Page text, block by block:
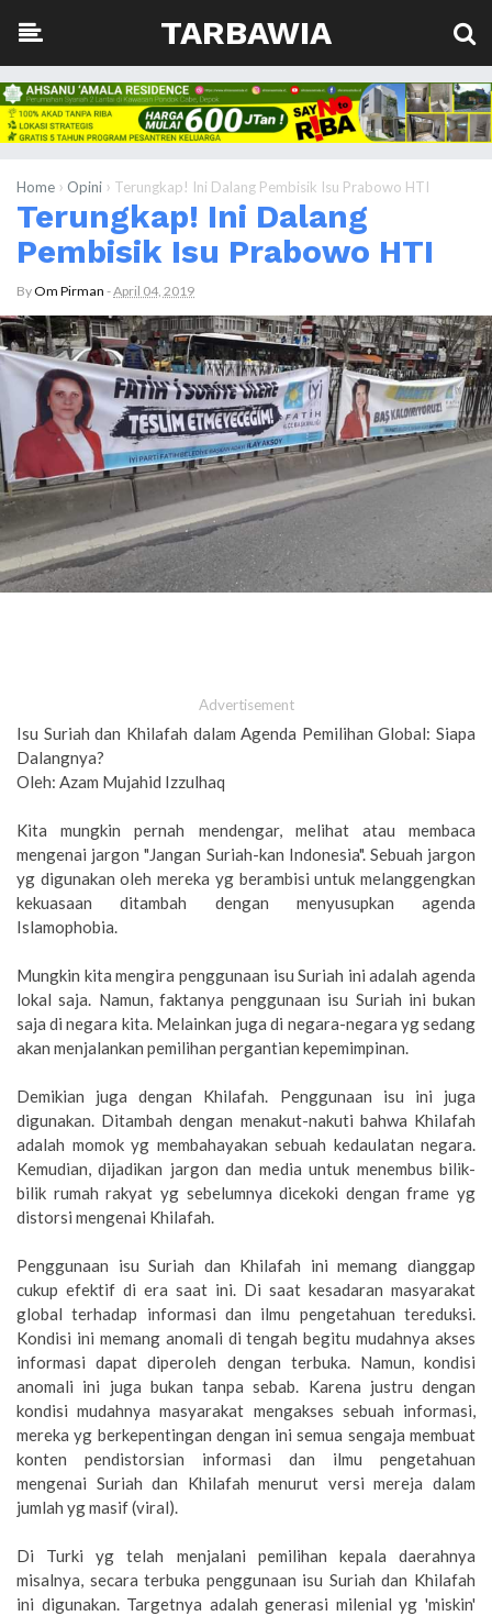
TARBAWIA
Home › Opini › Terungkap! Ini Dalang Pembisik Isu Prabowo HTI
Terungkap! Ini Dalang
Pembisik Isu Prabowo HTI
ByOm Pirman -April 04, 2019
Advertisement
Isu Suriah dan Khilafah dalam Agenda Pemilihan Global: Siapa
Dalangnya?
Oleh: Azam Mujahid Izzulhaq
Kita mungkin pernah mendengar, melihat atau membaca
mengenai jargon "Jangan Suriah-kan Indonesia". Sebuah jargon
yg digunakan oleh mereka yg berambisi untuk melanggengkan
kekuasaan ditambah dengan menyusupkan agenda
Islamophobia.
Mungkin kita mengira penggunaan isu Suriah ini adalah agenda
lokal saja. Namun, faktanya penggunaan isu Suriah ini bukan
saja di negara kita. Melainkan juga di negara-negara yg sedang
akan menjalankan pemilihan pergantian kepemimpinan.
Demikian juga dengan Khilafah. Penggunaan isu ini juga
digunakan. Ditambah dengan menakut-nakuti bahwa Khilafah
adalah momok yg membahayakan sebuah kedaulatan negara.
Kemudian, dijadikan jargon dan media untuk menembus bilik-
bilik rumah rakyat yg sebelumnya dicekoki dengan frame yg
distorsi mengenai Khilafah.
Penggunaan isu Suriah dan Khilafah ini memang dianggap
cukup efektif di era saat ini. Di saat kesadaran masyarakat
global terhadap informasi dan ilmu pengetahuan tereduksi.
Kondisi ini memang anomali di tengah begitu mudahnya akses
informasi dapat diperoleh dengan terbuka. Namun, kondisi
anomali ini juga bukan tanpa sebab. Karena justru dengan
kondisi mudahnya masyarakat mengakses sebuah informasi,
mereka yg berkepentingan dengan ini semua sengaja membuat
konten pendistorsian informasi dan ilmu pengetahuan
mengenai Suriah dan Khilafah menurut versi mereja dalam
jumlah yg masif (viral).
Di Turki yg telah menjalani pemilihan kepala daerahnya
misalnya, secara terbuka penggunaan isu Suriah dan Khilafah
ini digunakan. Targetnya adalah generasi milenial yg 'miskin'